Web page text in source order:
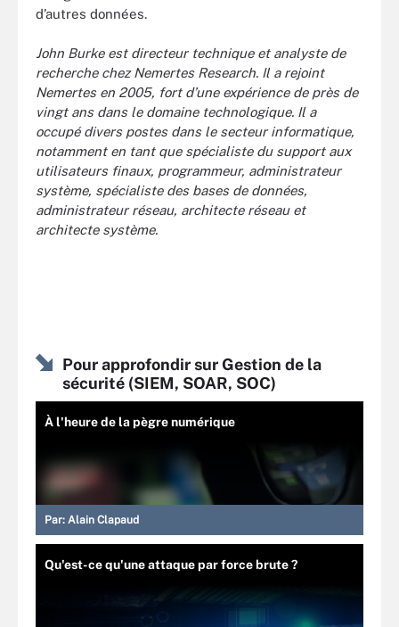
d’autres données.
John Burke est directeur technique et analyste de
recherche chez Nemertes Research. Il a rejoint
Nemertes en 2005, fort d’une expérience de près de
vingt ans dans le domaine technologique. Il a
occupé divers postes dans le secteur informatique,
notamment en tant que spécialiste du support aux
utilisateurs finaux, programmeur, administrateur
système, spécialiste des bases de données,
administrateur réseau, architecte réseau et
architecte système.
Pour approfondir sur Gestion de la
sécurité (SIEM, SOAR, SOC)
À l'heure de la pègre numérique
Par: Alain Clapaud
Qu'est-ce qu'une attaque par force brute ?